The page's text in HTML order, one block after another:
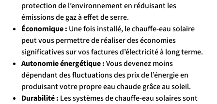
protection de l’environnement en réduisant les
émissions de gaz à effet de serre.
Économique : Une fois installé, le chauffe-eau solaire
peut vous permettre de réaliser des économies
significatives sur vos factures d’électricité à long terme.
Autonomie énergétique :Vous devenez moins
dépendant des fluctuations des prix de l’énergie en
produisant votre propre eau chaude grâce au soleil.
Durabilité : Les systèmes de chauffe-eau solaires sont